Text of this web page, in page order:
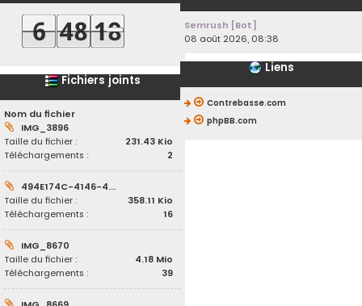
Fichiers joints
Nom du fichier
IMG_3896
Taille du fichier :
231.43 Kio
Téléchargements :
2
494E174C-4146-4...
Taille du fichier :
358.11 Kio
Téléchargements :
16
IMG_8670
Taille du fichier :
4.18 Mio
Téléchargements :
39
Semrush [Bot]
08 août 2026, 08:38
Liens
Contrebasse.com
phpBB.com